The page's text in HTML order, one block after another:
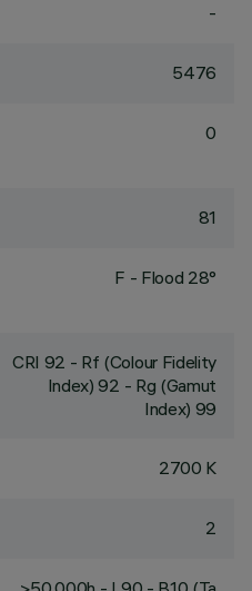
-
5476
0
81
F - Flood 28°
CRI 92 - Rf (Colour Fidelity
Index) 92 - Rg (Gamut
Index) 99
2700 K
2